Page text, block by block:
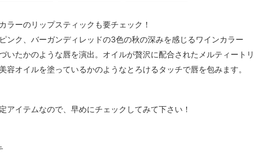
ラーのリップスティックも要チェック！
ンク、バーガンディレッドの3色の秋の深みを感じるワインカラー
いたかのような唇を演出。オイルが贅沢に配合されたメルティートリ
容オイルを塗っているかのようなとろけるタッチで唇を包みます。
アイテムなので、早めにチェックしてみて下さい！